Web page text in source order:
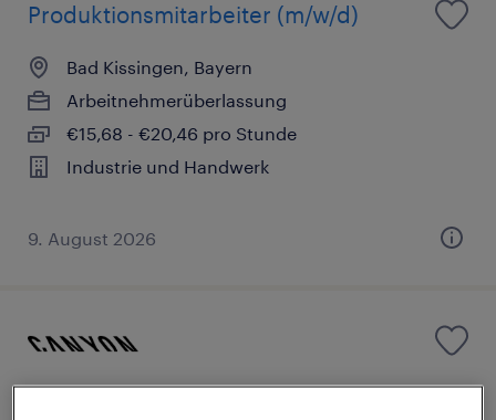
Produktionsmitarbeiter (m/w/d)
Bad Kissingen, Bayern
Arbeitnehmerüberlassung
€15,68 - €20,46 pro Stunde
Industrie und Handwerk
9. August 2026